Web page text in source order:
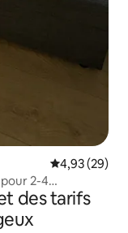
Évaluation
4,93 (29)
2-4
des tarifs